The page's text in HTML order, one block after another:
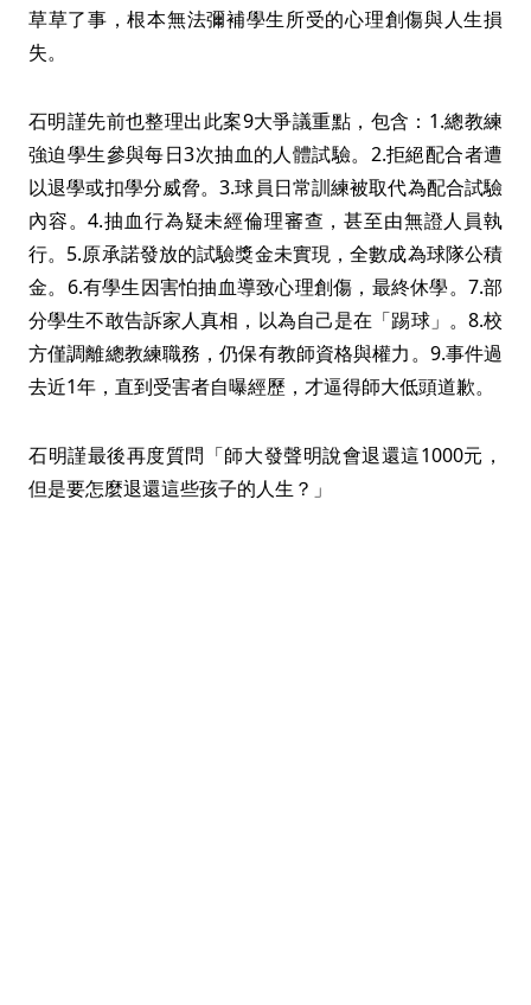
草草了事，根本無法彌補學生所受的心理創傷與人生損
失。
石明謹先前也整理出此案9大爭議重點，包含：1.總教練
強迫學生參與每日3次抽血的人體試驗。2.拒絕配合者遭
以退學或扣學分威脅。3.球員日常訓練被取代為配合試驗
內容。4.抽血行為疑未經倫理審查，甚至由無證人員執
行。5.原承諾發放的試驗獎金未實現，全數成為球隊公積
金。6.有學生因害怕抽血導致心理創傷，最終休學。7.部
分學生不敢告訴家人真相，以為自己是在「踢球」。8.校
方僅調離總教練職務，仍保有教師資格與權力。9.事件過
去近1年，直到受害者自曝經歷，才逼得師大低頭道歉。
石明謹最後再度質問「師大發聲明說會退還這1000元，
但是要怎麼退還這些孩子的人生？」